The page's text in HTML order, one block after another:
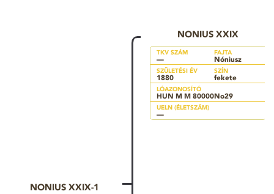
NONIUS XXIX-1
NONIUS XXIX
TKV SZÁM
—
FAJTA
Nóniusz
SZÜLETÉSI ÉV
1880
SZÍN
fekete
LÓAZONOSÍTÓ
HUN M M 80000No29
UELN (ÉLETSZÁM)
—